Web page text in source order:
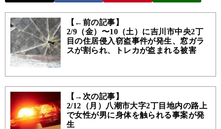
【←前の記事】
2/9（金）〜10（土）に吉川市中央2丁
目の住居侵入窃盗事件が発生、窓ガラ
スが割られ、トレカが盗まれる被害
【→次の記事】
2/12（月）八潮市大字2丁目地内の路上
で女性が男に身体を触られる事案が発
生